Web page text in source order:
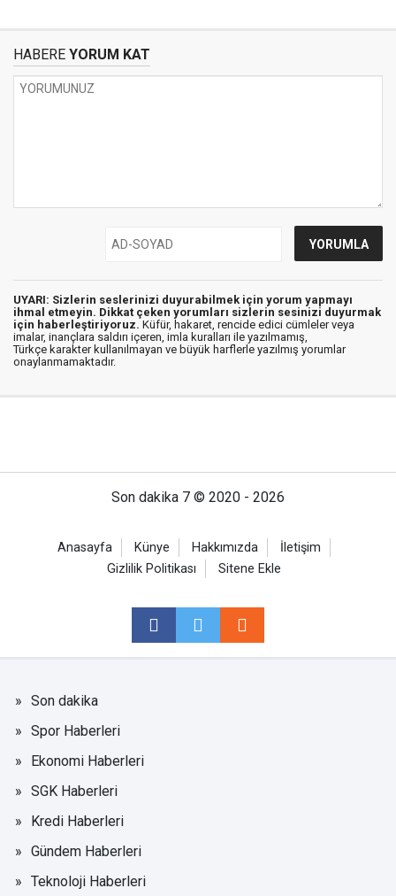
HABERE YORUM KAT
UYARI: Sizlerin seslerinizi duyurabilmek için yorum yapmayı
ihmal etmeyin. Dikkat çeken yorumları sizlerin sesinizi duyurmak
için haberleştiriyoruz. Küfür, hakaret, rencide edici cümleler veya
imalar, inançlara saldırı içeren, imla kuralları ile yazılmamış,
Türkçe karakter kullanılmayan ve büyük harflerle yazılmış yorumlar
onaylanmamaktadır.
Son dakika 7 © 2020 - 2026
Anasayfa Künye Hakkımızda
İletişim
Gizlilik Politikası
Sitene Ekle
Son dakika
Spor Haberleri
Ekonomi Haberleri
SGK Haberleri
Kredi Haberleri
Gündem Haberleri
Teknoloji Haberleri